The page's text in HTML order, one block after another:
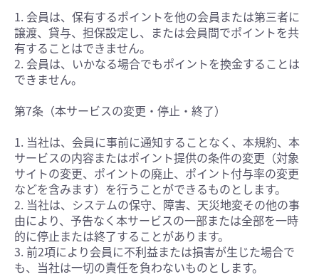
1. 会員は、保有するポイントを他の会員または第三者に
譲渡、貸与、担保設定し、または会員間でポイントを共
有することはできません。
2. 会員は、いかなる場合でもポイントを換金することは
できません。
第7条（本サービスの変更・停止・終了）
1. 当社は、会員に事前に通知することなく、本規約、本
サービスの内容またはポイント提供の条件の変更（対象
サイトの変更、ポイントの廃止、ポイント付与率の変更
などを含みます）を行うことができるものとします。
2. 当社は、システムの保守、障害、天災地変その他の事
由により、予告なく本サービスの一部または全部を一時
的に停止または終了することがあります。
3. 前2項により会員に不利益または損害が生じた場合で
も、当社は一切の責任を負わないものとします。